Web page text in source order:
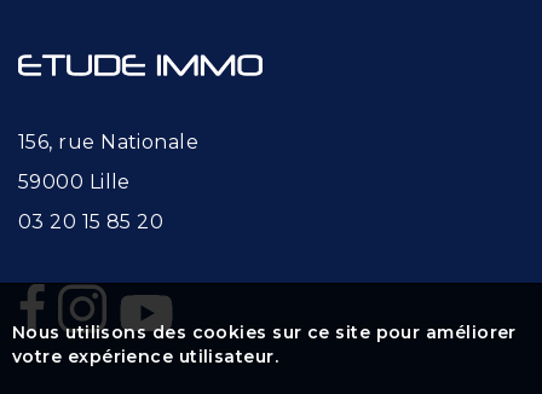
156, rue Nationale
59000 Lille
03 20 15 85 20
Nous utilisons des cookies sur ce site pour améliorer
votre expérience utilisateur.